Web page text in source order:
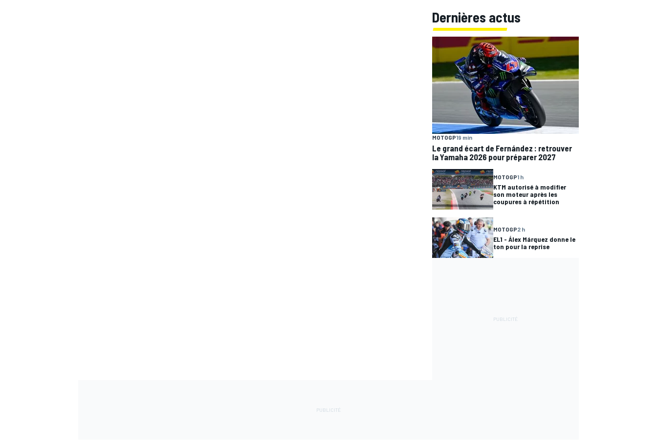
Dernières actus
MOTOGP19 min
Le grand écart de Fernández : retrouver
la Yamaha 2026 pour préparer 2027
MOTOGP1 h
KTM autorisé à modifier
son moteur après les
coupures à répétition
MOTOGP2 h
EL1 - Álex Márquez donne le
ton pour la reprise